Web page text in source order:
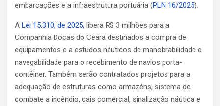
embarcações e a infraestrutura portuária (PLN 16/2025).
A Lei 15.310, de 2025, libera R$ 3 milhões para a
Companhia Docas do Ceará destinados à compra de
equipamentos e a estudos náuticos de manobrabilidade e
navegabilidade para o recebimento de navios porta-
contêiner. Também serão contratados projetos para a
adequação de estruturas como armazéns, sistema de
combate a incêndio, cais comercial, sinalização náutica e